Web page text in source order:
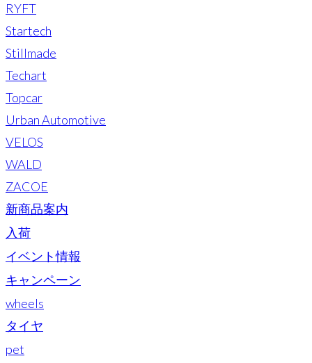
RYFT
Startech
Stillmade
Techart
Topcar
Urban Automotive
VELOS
WALD
ZACOE
新商品案内
入荷
イベント情報
キャンペーン
wheels
タイヤ
pet